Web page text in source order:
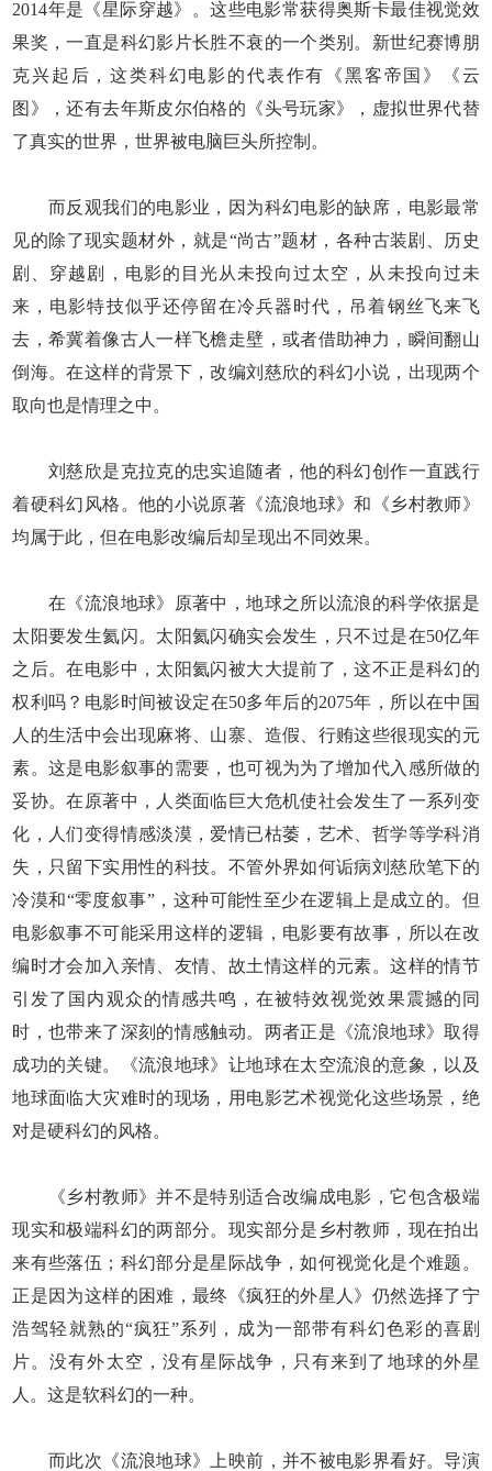
2014年是《星际穿越》。这些电影常获得奥斯卡最佳视觉效
果奖，一直是科幻影片长胜不衰的一个类别。新世纪赛博朋
克兴起后，这类科幻电影的代表作有《黑客帝国》《云
图》，还有去年斯皮尔伯格的《头号玩家》，虚拟世界代替
了真实的世界，世界被电脑巨头所控制。
而反观我们的电影业，因为科幻电影的缺席，电影最常
见的除了现实题材外，就是“尚古”题材，各种古装剧、历史
剧、穿越剧，电影的目光从未投向过太空，从未投向过未
来，电影特技似乎还停留在冷兵器时代，吊着钢丝飞来飞
去，希冀着像古人一样飞檐走壁，或者借助神力，瞬间翻山
倒海。在这样的背景下，改编刘慈欣的科幻小说，出现两个
取向也是情理之中。
刘慈欣是克拉克的忠实追随者，他的科幻创作一直践行
着硬科幻风格。他的小说原著《流浪地球》和《乡村教师》
均属于此，但在电影改编后却呈现出不同效果。
在《流浪地球》原著中，地球之所以流浪的科学依据是
太阳要发生氦闪。太阳氦闪确实会发生，只不过是在50亿年
之后。在电影中，太阳氦闪被大大提前了，这不正是科幻的
权利吗？电影时间被设定在50多年后的2075年，所以在中国
人的生活中会出现麻将、山寨、造假、行贿这些很现实的元
素。这是电影叙事的需要，也可视为为了增加代入感所做的
妥协。在原著中，人类面临巨大危机使社会发生了一系列变
化，人们变得情感淡漠，爱情已枯萎，艺术、哲学等学科消
失，只留下实用性的科技。不管外界如何诟病刘慈欣笔下的
冷漠和“零度叙事”，这种可能性至少在逻辑上是成立的。但
电影叙事不可能采用这样的逻辑，电影要有故事，所以在改
编时才会加入亲情、友情、故土情这样的元素。这样的情节
引发了国内观众的情感共鸣，在被特效视觉效果震撼的同
时，也带来了深刻的情感触动。两者正是《流浪地球》取得
成功的关键。《流浪地球》让地球在太空流浪的意象，以及
地球面临大灾难时的现场，用电影艺术视觉化这些场景，绝
对是硬科幻的风格。
《乡村教师》并不是特别适合改编成电影，它包含极端
现实和极端科幻的两部分。现实部分是乡村教师，现在拍出
来有些落伍；科幻部分是星际战争，如何视觉化是个难题。
正是因为这样的困难，最终《疯狂的外星人》仍然选择了宁
浩驾轻就熟的“疯狂”系列，成为一部带有科幻色彩的喜剧
片。没有外太空，没有星际战争，只有来到了地球的外星
人。这是软科幻的一种。
而此次《流浪地球》上映前，并不被电影界看好。导演